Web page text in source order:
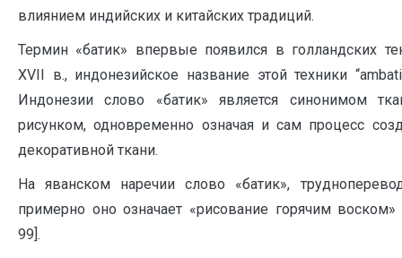
влиянием индийских и китайских традиций.
Термин «батик» впервые появился в голландских
XVII в., индонезийское название этой техники
Индонезии слово «батик» является синонимом
рисунком, одновременно означая и сам процесс
декоративной ткани.
На яванском наречии слово «батик»,
примерно оно означает «рисование горячим воском»
99].